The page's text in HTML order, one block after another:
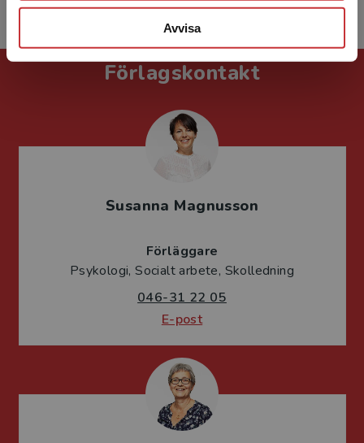
Avvisa
Visa alla - 11
Förlagskontakt
Susanna Magnusson
Förläggare
Psykologi, Socialt arbete, Skolledning
046-31 22 05
E-post